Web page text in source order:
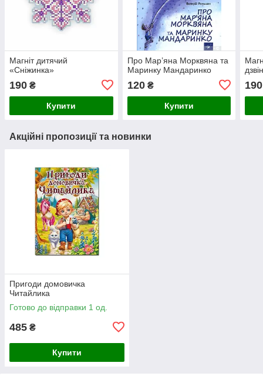
Магніт дитячий
«Сніжинка»
190 ₴
Купити
Про Мар’яна Морквяна та
Маринку Мандаринко
120₴
Купити
190
Акційні пропозиції та новинки
Пригоди домовичка
Читайлика
Готово до відправки 1 од.
485 ₴
Купити